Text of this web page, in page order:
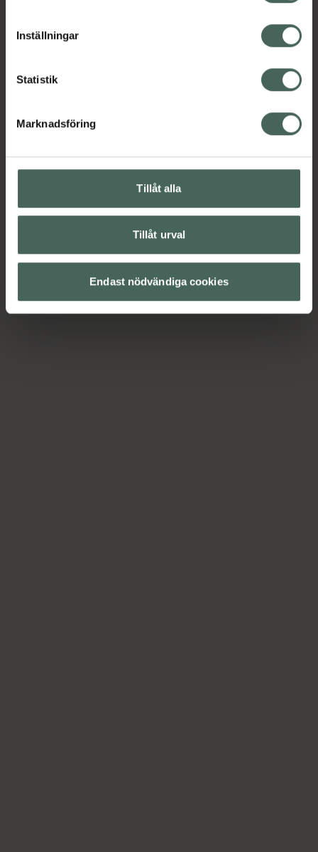
cookieinställningar. Ett återkallat samtycke påverkar inte
lagligheten av behandling som skett innan återkallelsen.
Inställningar
Statistik
Marknadsföring
Tillåt alla
Tillåt urval
Endast nödvändiga cookies